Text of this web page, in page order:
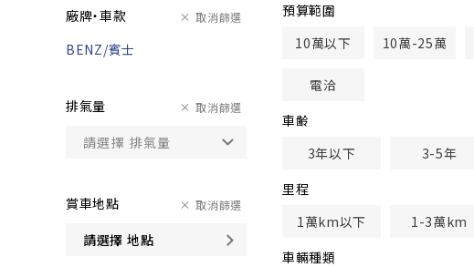
廠牌・車款 取消篩選
BENZ/賓士
排氣量 取消篩選
賞車地點
請選擇 地點
取消篩選
預算範圍
10萬以下
10萬-25萬
電洽
車齢
3年以下
3-5年
里程
1萬km以下
1-3萬km
車輛種類